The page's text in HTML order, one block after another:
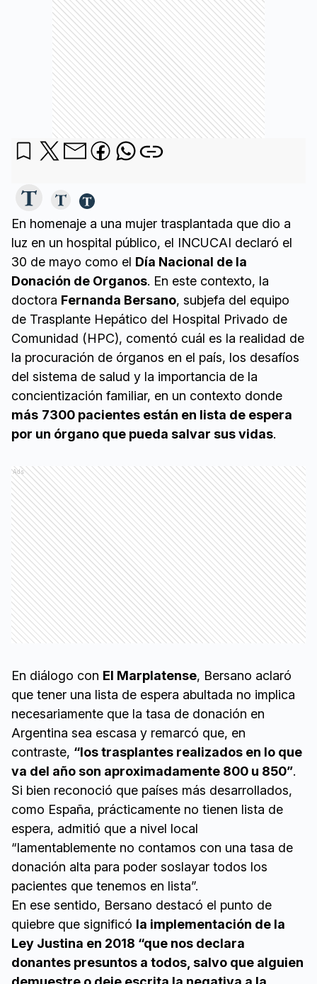
En homenaje a una mujer trasplantada que dio a
luz en un hospital público, el INCUCAI declaró el
30 de mayo como el Día Nacional de la
Donación de Organos. En este contexto, la
doctora Fernanda Bersano, subjefa del equipo
de Trasplante Hepático del Hospital Privado de
Comunidad (HPC), comentó cuál es la realidad de
la procuración de órganos en el país, los desafíos
del sistema de salud y la importancia de la
concientización familiar, en un contexto donde
más 7300 pacientes están en lista de espera
por un órgano que pueda salvar sus vidas.
Ads
En diálogo con El Marplatense, Bersano aclaró
que tener una lista de espera abultada no implica
necesariamente que la tasa de donación en
Argentina sea escasa y remarcó que, en
contraste, “los trasplantes realizados en lo que
va del año son aproximadamente 800 u 850”.
Si bien reconoció que países más desarrollados,
como España, prácticamente no tienen lista de
espera, admitió que a nivel local
“lamentablemente no contamos con una tasa de
donación alta para poder soslayar todos los
pacientes que tenemos en lista”.
En ese sentido, Bersano destacó el punto de
quiebre que significó la implementación de la
Ley Justina en 2018 “que nos declara
donantes presuntos a todos, salvo que alguien